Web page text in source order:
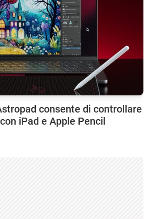
consente di controllare
iPad e Apple Pencil